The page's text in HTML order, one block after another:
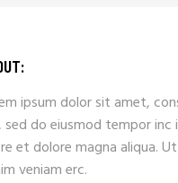
ipsum dolor sit amet,
sed do eiusmod tempor inc
et dolore magna aliqua.
veniam erc.